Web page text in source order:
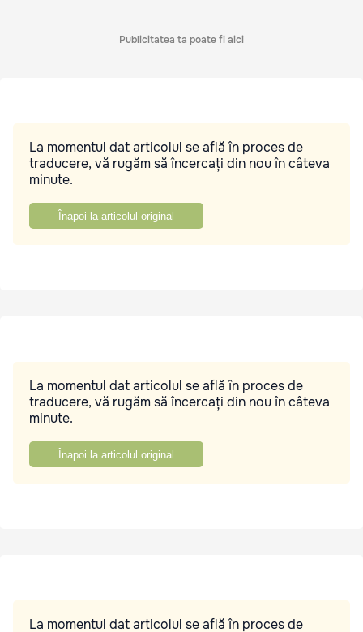
Publicitatea ta poate fi aici
La momentul dat articolul se află în proces de
traducere, vă rugăm să încercați din nou în câteva
minute.
Înapoi la articolul original
La momentul dat articolul se află în proces de
traducere, vă rugăm să încercați din nou în câteva
minute.
Înapoi la articolul original
La momentul dat articolul se află în proces de